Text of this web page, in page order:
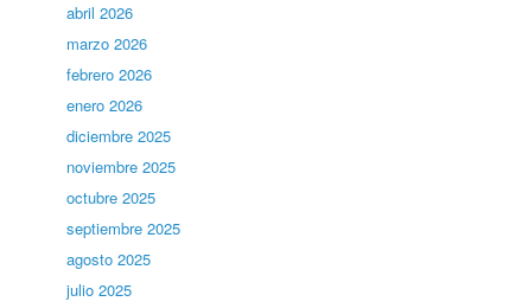
abril 2026
marzo 2026
febrero 2026
enero 2026
diciembre 2025
noviembre 2025
octubre 2025
septiembre 2025
agosto 2025
julio 2025